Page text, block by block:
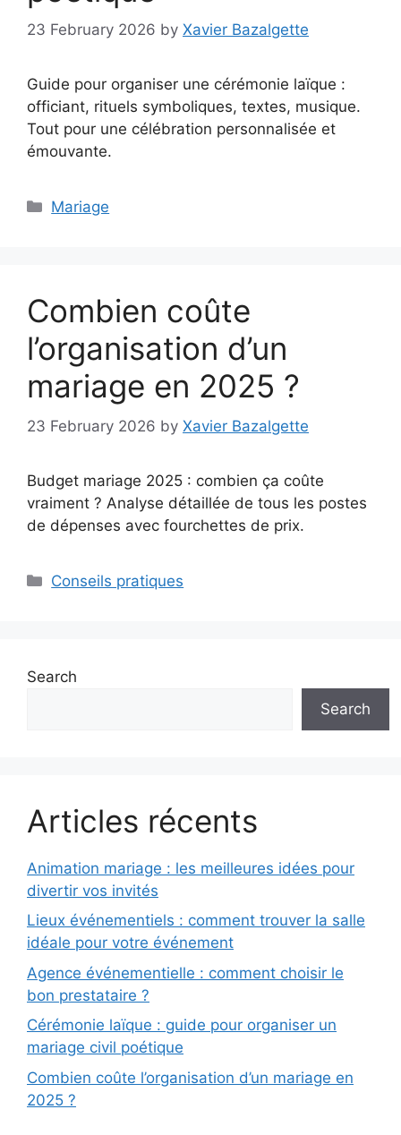
23 February 2026 by Xavier Bazalgette
Guide pour organiser une cérémonie laïque :
officiant, rituels symboliques, textes, musique.
Tout pour une célébration personnalisée et
émouvante.
Categories
Mariage
Combien coûte
l’organisation d’un
mariage en 2025 ?
23 February 2026 by Xavier Bazalgette
Budget mariage 2025 : combien ça coûte
vraiment ? Analyse détaillée de tous les postes
de dépenses avec fourchettes de prix.
Categories
Conseils pratiques
Search
Search
Articles récents
Animation mariage : les meilleures idées pour
divertir vos invités
Lieux événementiels : comment trouver la salle
idéale pour votre événement
Agence événementielle : comment choisir le
bon prestataire ?
Cérémonie laïque : guide pour organiser un
mariage civil poétique
Combien coûte l’organisation d’un mariage en
2025 ?